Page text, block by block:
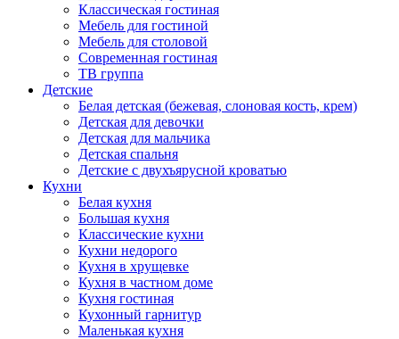
Классическая гостиная
Мебель для гостиной
Мебель для столовой
Современная гостиная
ТВ группа
Детские
Белая детская (бежевая, слоновая кость, крем)
Детская для девочки
Детская для мальчика
Детская спальня
Детские с двухъярусной кроватью
Кухни
Белая кухня
Большая кухня
Классические кухни
Кухни недорого
Кухня в хрущевке
Кухня в частном доме
Кухня гостиная
Кухонный гарнитур
Маленькая кухня